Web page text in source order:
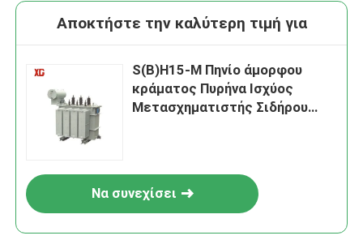
Αποκτήστε την καλύτερη τιμή για
S(B)H15-M Πηνίο άμορφου
κράματος Πυρήνα Ισχύος
Μετασχηματιστής Σιδήρου
Να συνεχίσει